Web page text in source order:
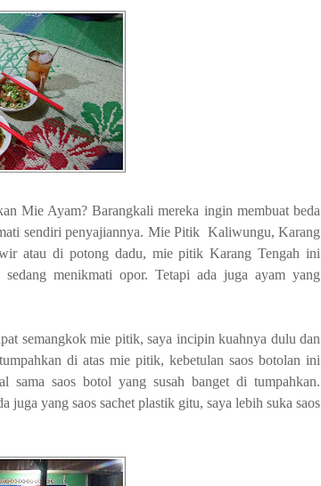
Mie Ayam? Barangkali mereka ingin membuat beda
sendiri penyajiannya. Mie Pitik Kaliwungu, Karang
atau di potong dadu, mie pitik Karang Tengah ini
menikmati opor. Tetapi ada juga ayam yang
semangkok mie pitik, saya incipin kuahnya dulu dan
di atas mie pitik, kebetulan saos botolan ini
sama saos botol yang susah banget di tumpahkan.
juga yang saos sachet plastik gitu, saya lebih suka saos